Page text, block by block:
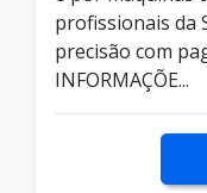
profissionais da
precisão com
INFORMAÇÕE...